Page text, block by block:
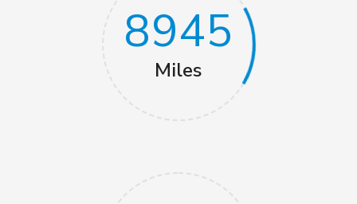
8945
Miles